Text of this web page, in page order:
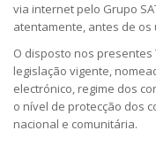
via internet pelo Grupo
atentamente, antes de os
O disposto nos
legislação vigente,
electrónico, regime dos
o nível de protecção dos
nacional e comunitária.